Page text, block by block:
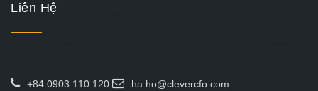
Liên Hệ
+84 0903.110.120 ha.ho@clevercfo.com